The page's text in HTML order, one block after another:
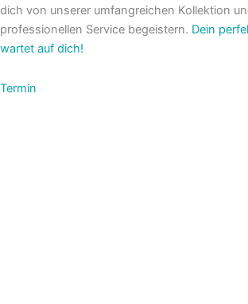
dich von unserer umfangreichen Kollektion
professionellen Service begeistern. Dein
wartet auf dich!
Termin